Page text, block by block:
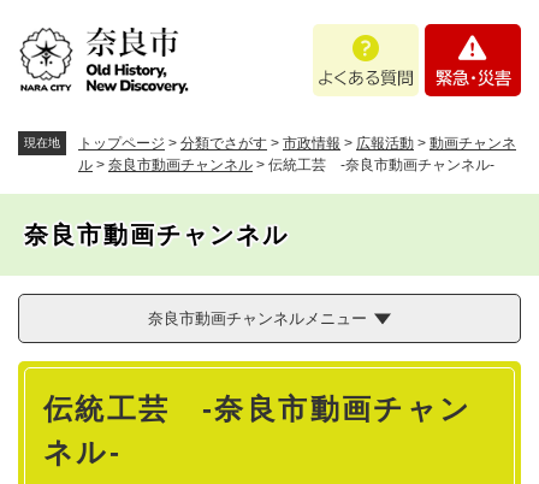
あ
問
・
現在地 トップページ > 分類でさがす > 市政情報 > 広報活動 > 動画チャンネ
ル > 奈良市動画チャンネル > 伝統工芸 ‐奈良市動画チャンネル‐
奈良市動画チャンネル
奈良市動画チャンネルメニュー
本
伝統工芸 ‐奈良市動画チャン
ネル‐